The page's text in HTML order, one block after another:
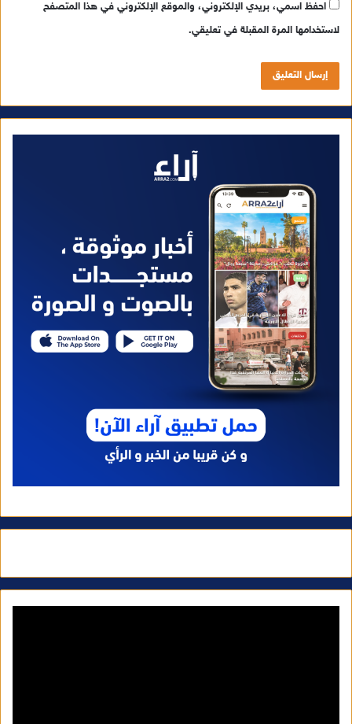
احفظ اسمي، بريدي الإلكتروني، والموقع الإلكتروني في هذا المتصفح
لاستخدامها المرة المقبلة في تعليقي.